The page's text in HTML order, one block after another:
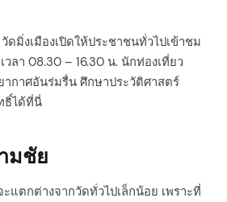
วัดมิ่งเมืองเปิดให้ประชาชนทั่วไปเข้าชม
ลา 08.30 – 16.30 น. นักท่องเที่ยว
ากาศอันร่มรื่น ศึกษาประวัติศาสตร์
ธิ์ได้ที่นี่
มชัย
แตกต่างจากวัดทั่วไปเล็กน้อย เพราะที่